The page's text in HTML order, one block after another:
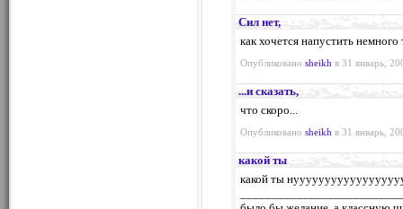
Сил нет,
как хочется напустить немного
Опубликовано sheikh в 31 январь,
...и сказать,
что скоро...
Опубликовано sheikh в 31 январь,
какой ты
какой ты